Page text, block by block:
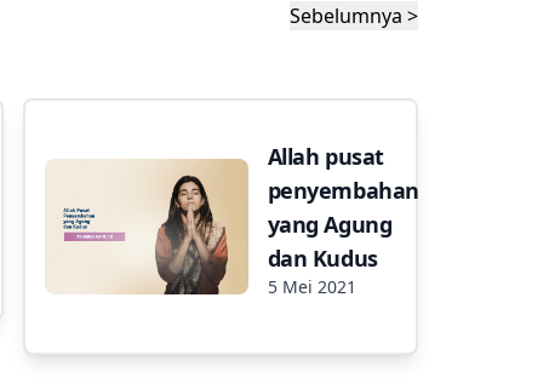
Sebelumnya >
Allah pusat
penyembahan
yang Agung
dan Kudus
5 Mei 2021